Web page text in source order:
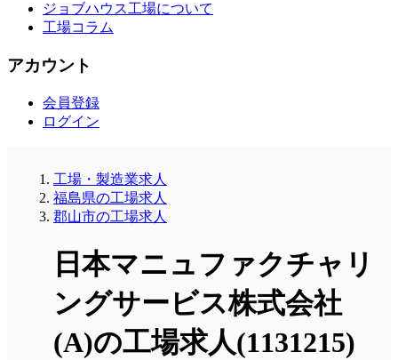
ジョブハウス工場について
工場コラム
アカウント
会員登録
ログイン
工場・製造業求人
福島県の工場求人
郡山市の工場求人
日本マニュファクチャリ
ングサービス株式会社
(A)の工場求人(1131215)